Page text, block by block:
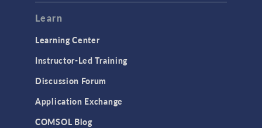
Learn
Learning Center
Instructor-Led Training
Discussion Forum
Application Exchange
COMSOL Blog